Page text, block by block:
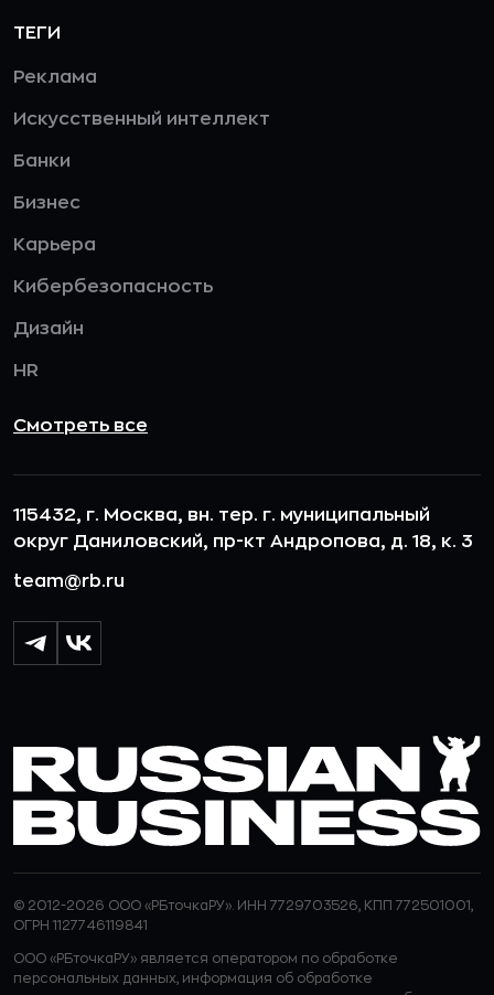
ТЕГИ
Реклама
Искусственный интеллект
Банки
Бизнес
Карьера
Кибербезопасность
Дизайн
HR
Смотреть все
115432, г. Москва, вн. тер. г. муниципальный
округ Даниловский, пр-кт Андропова, д. 18, к. 3
team@rb.ru
© 2012-2026 ООО «РБточкаРУ». ИНН 7729703526, КПП 772501001,
ОГРН 1127746119841
ООО «РБточкаРУ» является оператором по обработке
персональных данных, информация об обработке